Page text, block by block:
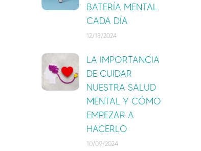
BATERÍA MENTAL
CADA DÍA
12/18/2024
LA IMPORTANCIA
DE CUIDAR
NUESTRA SALUD
MENTAL Y CÓMO
EMPEZAR A
HACERLO
10/09/2024